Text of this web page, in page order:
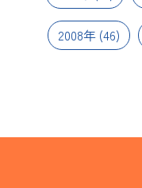
2008年(46)